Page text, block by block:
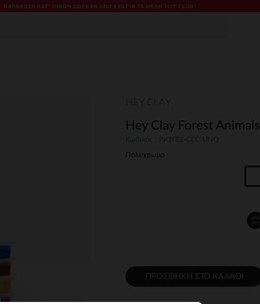
ΠΑΡΆΔΟΣΗ ΚΑΤ' ΟΊΚΟΝ ΔΩΡΕΑΝ ΑΠΌ €60 ΓΙΑ ΤΑ ΜΈΛΗ ΤΟΥ CLUB*
Hey Clay Forest Animals
Πολύχρωμο
one
size
ΠΡΟΣΘΉΚΗ ΣΤΟ ΚΑΛΆΘΙ